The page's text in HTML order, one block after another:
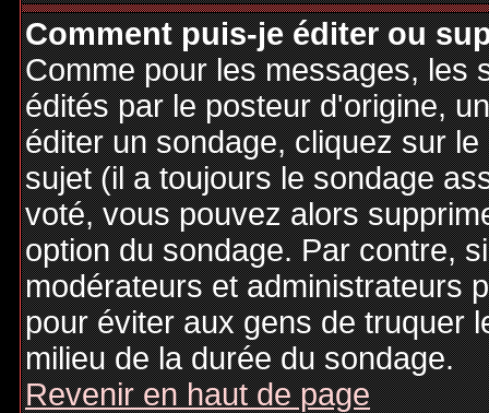
Comment puis-je éditer ou
Comme pour les messages, les
édités par le posteur d'origine,
éditer un sondage, cliquez sur
sujet (il a toujours le sondage
voté, vous pouvez alors
option du sondage. Par contre,
modérateurs et administrateurs
pour éviter aux gens de truquer
milieu de la durée du sondage.
Revenir en haut de page